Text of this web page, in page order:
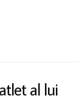
al lui